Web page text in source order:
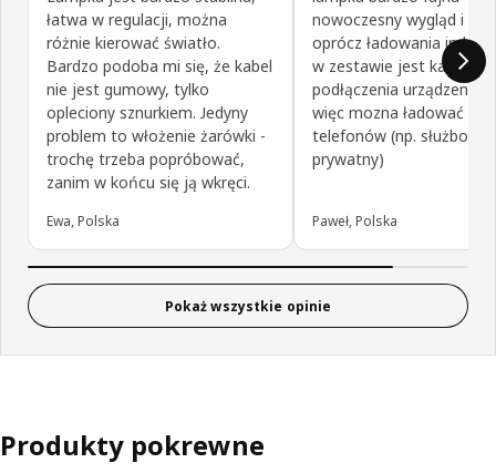
łatwa w regulacji, można
różnie kierować światło.
Bardzo podoba mi się, że kabel
nie jest gumowy, tylko
opleciony sznurkiem. Jedyny
problem to włożenie żarówki -
trochę trzeba popróbować,
zanim w końcu się ją wkręci.
Ewa, Polska
nowoczesny wygląd i
oprócz ładowania
w zestawie jest kabel do
podłączenia urządzenia
więc mozna ładować
telefonów (np. służbowy i
prywatny)
Paweł, Polska
Pokaż wszystkie opinie
Produkty pokrewne